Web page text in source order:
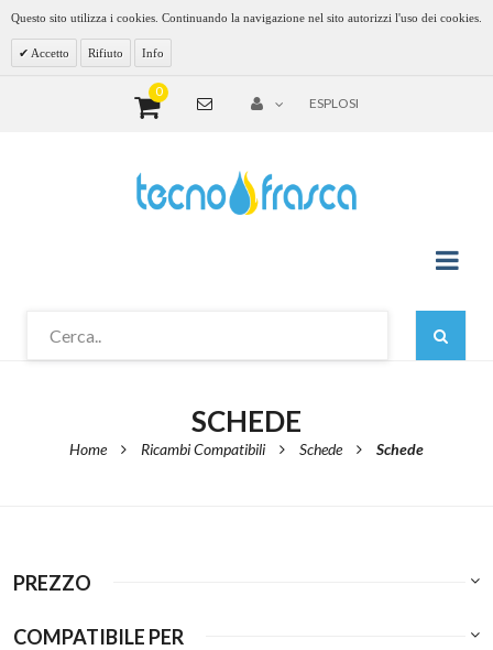
Questo sito utilizza i cookies. Continuando la navigazione nel sito autorizzi l'uso dei cookies.
Accetto Rifiuto Info
0
ESPLOSI
SCHEDE
Home Ricambi Compatibili Schede Schede
PREZZO
COMPATIBILE PER